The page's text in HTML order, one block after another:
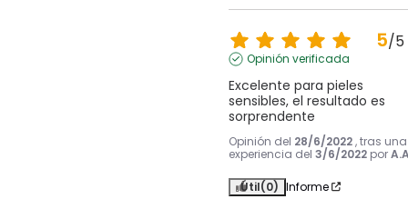
5/5
Opinión verificada
Excelente para pieles
sensibles, el resultado es
sorprendente
Opinión del 28/6/2022 , tras una
experiencia del 3/6/2022 por
Útil(0) Informe